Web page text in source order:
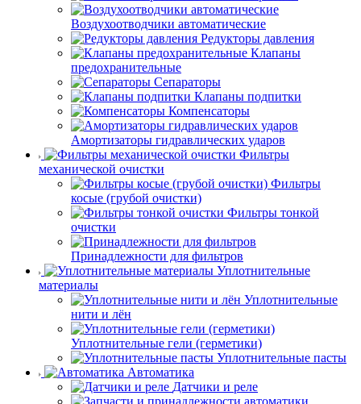
Воздухоотводчики автоматические
Редукторы давления
Клапаны
предохранительные
Сепараторы
Клапаны подпитки
Компенсаторы
Амортизаторы гидравлических ударов
Фильтры
механической очистки
Фильтры
косые (грубой очистки)
Фильтры тонкой
очистки
Принадлежности для фильтров
Уплотнительные
материалы
Уплотнительные
нити и лён
Уплотнительные гели (герметики)
Уплотнительные пасты
Автоматика
Датчики и реле